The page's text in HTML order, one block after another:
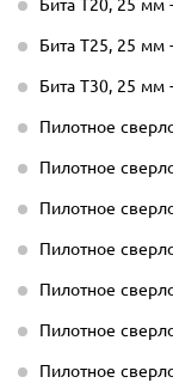
Бита T25, 25 мм
Бита T30, 25 мм
Пилотное
Пилотное
Пилотное
Пилотное
Пилотное
Пилотное
Пилотное